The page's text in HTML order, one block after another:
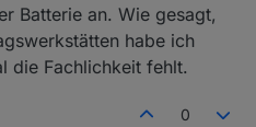
Batterie an. Wie gesagt,
habe ich
die Fachlichkeit fehlt.
0